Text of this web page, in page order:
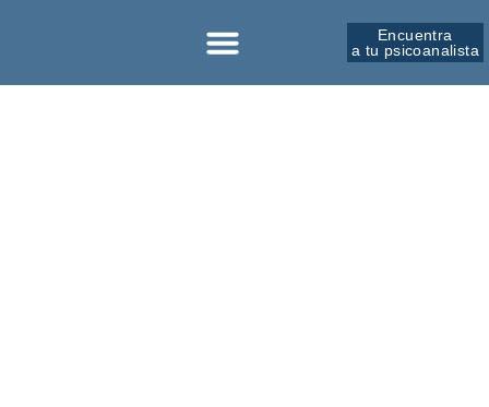
Encuentra
a tu psicoanalista